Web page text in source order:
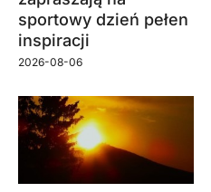
sportowy dzień pełen
inspiracji
2026-08-06